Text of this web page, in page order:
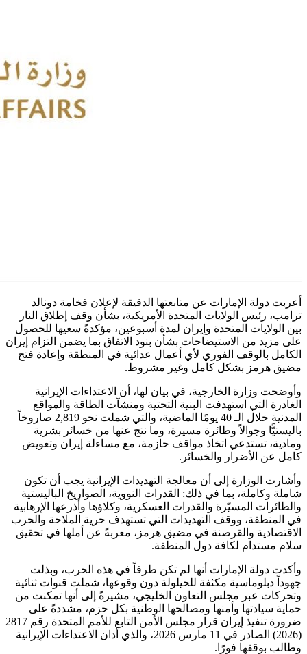
أعربت دولة الإمارات عن متابعتها الدقيقة لإعلان فخامة دونالد
ترامب، رئيس الولايات المتحدة الأمريكية، بشأن وقف إطلاق النار
بين الولايات المتحدة وإيران لمدة أسبوعين، مؤكدةً سعيها للحصول
على مزيد من الاستيضاحات بشأن بنود الاتفاق بما يضمن التزام إيران
الكامل بالوقف الفوري لأي أعمال عدائية في المنطقة وإعادة فتح
مضيق هرمز بشكل كامل وغير مشروط.
وأوضحت وزارة الخارجية، في بيان لها، أن الاعتداءات الإيرانية
الغادرة التي استهدفت البنية التحتية ومنشآت الطاقة والمواقع
المدنية خلال الـ 40 يومًا الماضية، والتي شملت نحو 2,819 صاروخاً
باليستيًّا وجوالاً وطائرة مسيرة، وما نتج عنها من خسائر بشرية
ومادية، تستدعي اتخاذ مواقف حازمة، مع مساءلة إيران وتعويض
كامل عن الأضرار والخسائر.
وأشارت الوزارة إلى أن معالجة التهديدات الإيرانية يجب أن تكون
شاملة وكاملة، بما في ذلك: القدرات النووية، الصواريخ الباليستية
والطائرات المسيّرة والقدرات العسكرية، وكلاؤها وأذرعها الإرهابية
في المنطقة، ووقف التهديدات التي تستهدف حرية الملاحة والحرب
الاقتصادية والقرصنة في مضيق هرمز، معربةً عن أملها في تحقيق
سلام مستدام لكافة دول المنطقة.
وأكدت دولة الإمارات أنها لم تكن طرفاً في هذه الحرب، وبذلت
جهوداً دبلوماسية مكثفة للحيلولة دون وقوعها، شملت قنوات ثنائية
وتحركات عبر مجلس التعاون الخليجي، مشيرةً إلى أنها تمكنت من
حماية سيادتها وأمنها ومصالحها الوطنية بكل حزم، مشددةً على
ضرورة تنفيذ إيران قرار مجلس الأمن التابع للأمم المتحدة رقم 2817
(2026) الصادر في 11 مارس 2026، والذي أدان الاعتداءات الإيرانية
وطالب بوقفها فورًا.